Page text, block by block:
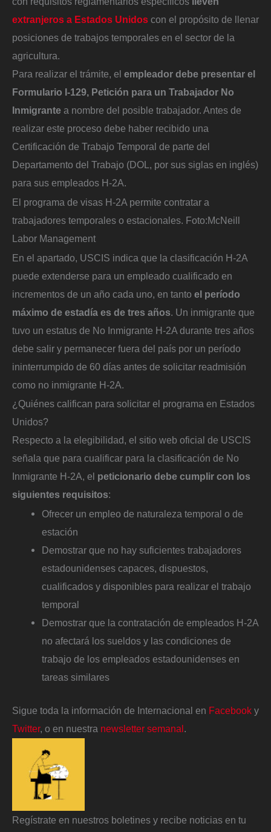
extranjeros a Estados Unidos con el propósito de llenar
posiciones de trabajos temporales en el sector de la
agricultura.
Para realizar el trámite, el empleador debe presentar el
Formulario I-129, Petición para un Trabajador No
Inmigrante a nombre del posible trabajador. Antes de
realizar este proceso debe haber recibido una
Certificación de Trabajo Temporal de parte del
Departamento del Trabajo (DOL, por sus siglas en inglés)
para sus empleados H-2A.
El programa de visas H-2A permite contratar a
trabajadores temporales o estacionales. Foto:McNeill
Labor Management
En el apartado, USCIS indica que la clasificación H-2A
puede extenderse para un empleado cualificado en
incrementos de un año cada uno, en tanto el período
máximo de estadía es de tres años. Un inmigrante que
tuvo un estatus de No Inmigrante H-2A durante tres años
debe salir y permanecer fuera del país por un período
ininterrumpido de 60 días antes de solicitar readmisión
como no inmigrante H-2A.
¿Quiénes califican para solicitar el programa en Estados
Unidos?
Respecto a la elegibilidad, el sitio web oficial de USCIS
señala que para cualificar para la clasificación de No
Inmigrante H-2A, el peticionario debe cumplir con los
siguientes requisitos:
Ofrecer un empleo de naturaleza temporal o de
estación
Demostrar que no hay suficientes trabajadores
estadounidenses capaces, dispuestos,
cualificados y disponibles para realizar el trabajo
temporal
Demostrar que la contratación de empleados H-2A
no afectará los sueldos y las condiciones de
trabajo de los empleados estadounidenses en
tareas similares
Sigue toda la información de Internacional en Facebook y
Twitter, o en nuestra newsletter semanal
Regístrate en nuestros boletines y recibe noticias en tu